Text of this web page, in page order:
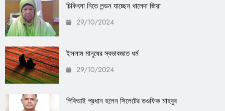
চিকিৎসা নিতে লন্ডন যাচ্ছেন খালেদা জিয়া
29/10/2024
ইসলাম মানুষের স্বভাবজাত ধর্ম
29/10/2024
পিবিআই প্রধান হলেন সিলেটের তওফিক মাহবুব